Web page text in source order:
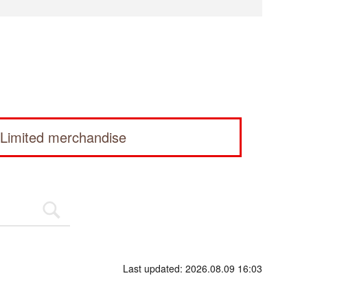
Limited merchandise
Last updated: 2026.08.09 16:03